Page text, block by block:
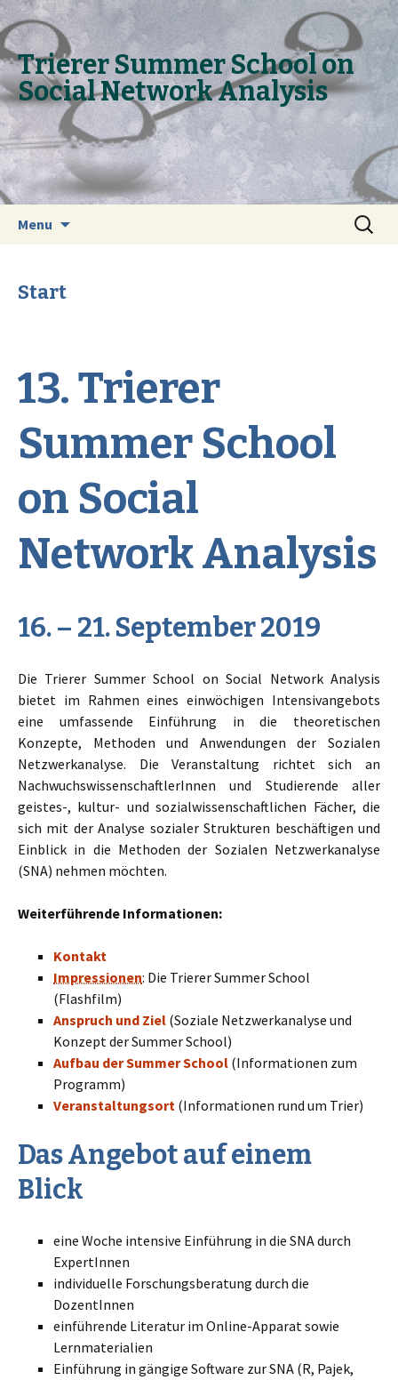
Trie­rer Sum­mer School on
So­ci­al Net­work Ana­ly­sis
Menu
Search
for:
Start
13. Trierer
Summer School
on Social
Network Analysis
16. – 21. September 2019
Die Trierer Summer School on Social Network Analysis
bietet im Rahmen eines einwöchigen Intensivangebots
eine umfassende Einführung in die theoretischen
Konzepte, Methoden und Anwendungen der Sozialen
Netzwerkanalyse. Die Veranstaltung richtet sich an
NachwuchswissenschaftlerInnen und Studierende aller
geistes-, kultur- und sozialwissenschaftlichen Fächer, die
sich mit der Analyse sozialer Strukturen beschäftigen und
Einblick in die Methoden der Sozialen Netzwerkanalyse
(SNA) nehmen möchten.
Weiterführende Informationen:
Kontakt
Impressionen: Die Trierer Summer School
(Flashfilm)
Anspruch und Ziel (Soziale Netzwerkanalyse und
Konzept der Summer School)
Aufbau der Summer School (Informationen zum
Programm)
Veranstaltungsort (Informationen rund um Trier)
Das Angebot auf einem
Blick
eine Woche intensive Einführung in die SNA durch
ExpertInnen
individuelle Forschungsberatung durch die
DozentInnen
einführende Literatur im Online-Apparat sowie
Lernmaterialien
Einführung in gängige Software zur SNA (R, Pajek,